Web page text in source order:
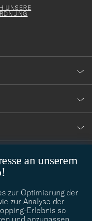
an unserem
zur Optimierung der
zur Analyse der
Erlebnis so
und anzupassen.
UNSERE
persönlichen Stil?